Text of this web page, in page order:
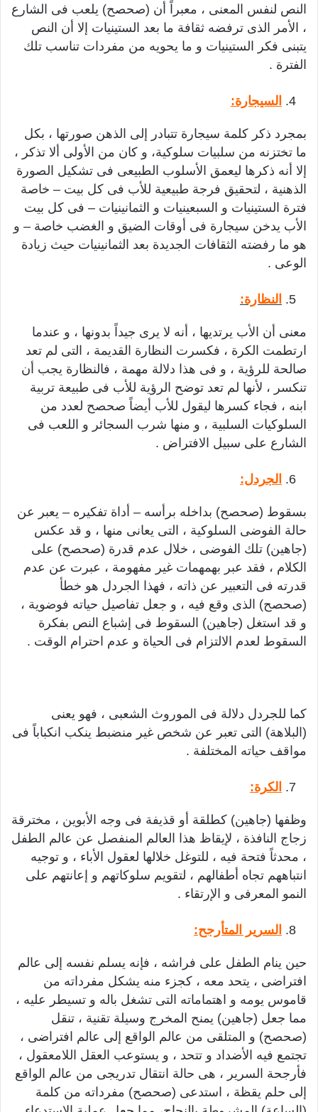
النص لنفس المعنى ، معبراً أن (صحصح) يلعب فى الشارع
، الأمر الذى ترفضه ثقافة ما بعد الستينيات إلا أن النص
يتبنى فكر الستينيات و ما يحويه من مفردات تناسب تلك
الفترة .
السيجارة:
بمجرد ذكر كلمة سيجارة تتبادر إلى الذهن صورتها ، بكل
ما تختزنه من سلبيات سلوكية، و كان من الأولى ألا تذكر ،
إلا أنه ذكرها ليعمق الأسلوب الطبيعى فى تشكيل الصورة
الذهنية ، لتحقيق فرجة طبيعية للأب فى كل بيت – خاصة
فترة الستينيات و السبعينيات و الثمانينيات – فى كل بيت
الأب يدخن سيجارة فى أوقات الضيق و الغضب خاصة – و
هو ما رفضته الثقافات الجديدة بعد الثمانينيات حيث زيادة
الوعى .
النظارة:
معنى أن الأب يرتديها ، أنه لا يرى جيداً بدونها ، و عندما
ارتطمت الكرة ، فكسرت النظارة القديمة ، التى لم تعد
صالحة للرؤية ، و فى هذا دلالة مهمة ، فالنظارة يجب أن
تنكسر ، لأنها لم تعد توضح الرؤية للأب فى طبيعة تربية
ابنه ، فجاء كسرها ليقول للأب أيضاً صحصح لعدد من
السلوكيات السلبية ، و منها شرب السجائر و اللعب فى
الشارع على سبيل الافتراض .
الجردل:
بسقوط (صحصح) بداخله برأسه – أداة تفكيره – يعبر عن
حالة الفوضى السلوكية ، التى يعانى منها ، و قد عكس
(جاهين) تلك الفوضى ، خلال عدم قدرة (صحصح) على
الكلام ، فقد عبر بهمهمات غير مفهومة ، عبرت عن عدم
قدرته فى التعبير عن ذاته ، فهذا الجردل هو خطأ
(صحصح) الذى وقع فيه ، و جعل تفاصيل حياته فوضوية ،
و قد استغل (جاهين) السقوط فى إشباع النص بفكرة
السقوط لعدم الالتزام فى الحياة و عدم احترام الوقت .
كما للجردل دلالة فى الموروث الشعبى ، فهو يعنى
(البلاهة) التى تعبر عن شخص غير منضبط ينكب انكباباً فى
مواقف حياته المختلفة .
الكرة:
وظفها (جاهين) كطلقة أو قذيفة فى وجه الأبوين ، مخترقة
زجاج النافذة ، لإيقاظ هذا العالم المنفصل عن عالم الطفل
، محدثاً فتحة فيه ، للتوغل خلالها لعقول الأباء ، و توجيه
انتباههم تجاه أطفالهم ، لتقويم سلوكاتهم و إعانتهم على
النمو المعرفى و الإرتقاء .
السرير المتأرجح:
حين ينام الطفل على فراشه ، فإنه يسلم نفسه إلى عالم
افتراضى ، يتحد معه ، كجزء منه يشكل مفرداته من
قاموس يومه و اهتماماته التى تشغل باله و تسيطر عليه ،
مما جعل (جاهين) يمنح المخرج وسيلة تقنية ، تنقل
(صحصح) و المتلقى من عالم الواقع إلى عالم افتراضى ،
تجتمع فيه الأضداد و تتحد ، و يستوعب العقل اللامعقول ،
فأرجحة السرير ، هى حالة انتقال تدريجى من عالم الواقع
إلى حلم يقظة ، استدعى (صحصح) مفرداته من كلمة